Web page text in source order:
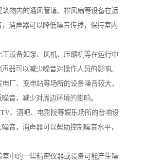
筑物内的通风管道、排风扇等设备在运
消声器可以降低噪音传播，保持室内
工设备如泵、风机、压缩机等在运行中
器可以减少噪音对操作人员的影响。
厂、变电站等场所的设备噪音较大，
音，减少对周边环境的影响。
、酒吧、电影院等娱乐场所的音响设
音，消声器可以帮助控制噪音水平，
室中的一些精密仪器或设备可能产生噪